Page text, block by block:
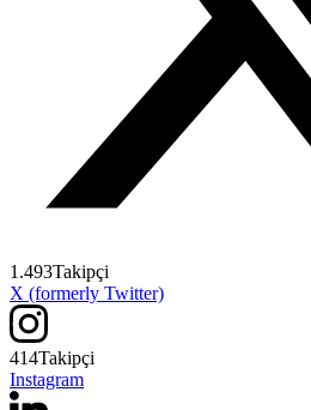
1.493Takipçi
X (formerly Twitter)
414Takipçi
Instagram